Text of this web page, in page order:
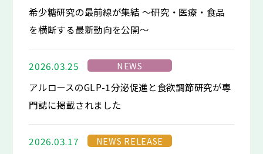
希少糖研究の最前線が集結 ～研究・医療・食品
を横断する最新動向を公開～
2026.03.25 NEWS
アルロースのGLP-1分泌促進と食欲調節研究が専
門誌に掲載されました
2026.03.17 NEWS RELEASE